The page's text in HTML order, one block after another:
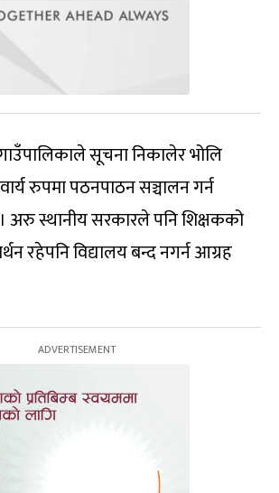
सूचना निकालेर भोलि
रुपमा पठनपाठन सञ्चालन गर्न
अरु स्थानीय सरकारले पनि शिक्षकको
रहेपनि विद्यालय बन्द नगर्न आग्रह